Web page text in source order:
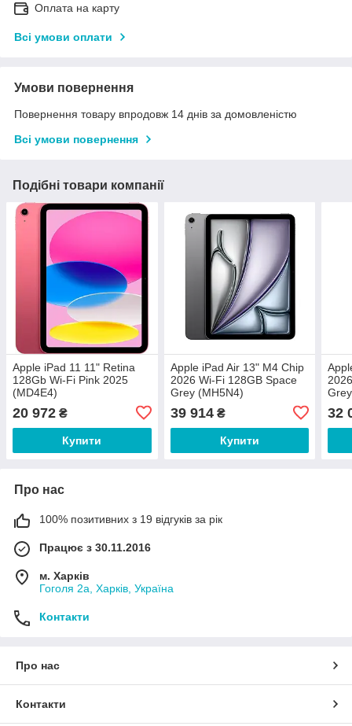
Оплата на карту
Всі умови оплати
Умови повернення
Повернення товару впродовж 14 днів за домовленістю
Всі умови повернення
Подібні товари компанії
Apple iPad 11 11" Retina
128Gb Wi-Fi Pink 2025
(MD4E4)
20 972 ₴
Купити
Apple iPad Air 13" M4 Chip
2026 Wi-Fi 128GB Space
Grey (MH5N4)
39 914₴
Купити
32
Про нас
100% позитивних з 19 відгуків за рік
Працює з 30.11.2016
м. Харків
Гоголя 2а, Харків, Україна
Контакти
Про нас
Контакти